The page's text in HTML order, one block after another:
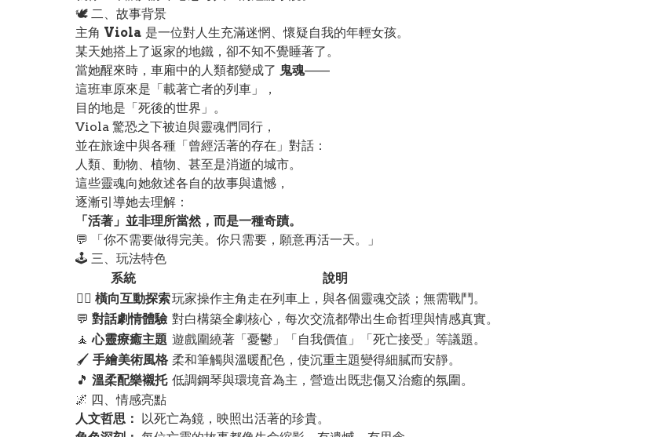
🕊️ 二、故事背景
主角 Viola 是一位對人生充滿迷惘、懷疑自我的年輕女孩。
某天她搭上了返家的地鐵，卻不知不覺睡著了。
當她醒來時，車廂中的人類都變成了 鬼魂——
這班車原來是「載著亡者的列車」，
目的地是「死後的世界」。
Viola 驚恐之下被迫與靈魂們同行，
並在旅途中與各種「曾經活著的存在」對話：
人類、動物、植物、甚至是消逝的城市。
這些靈魂向她敘述各自的故事與遺憾，
逐漸引導她去理解：
「活著」並非理所當然，而是一種奇蹟。
💬 「你不需要做得完美。你只需要，願意再活一天。」
🕹️ 三、玩法特色
系統
說明
🚶‍♀️ 橫向互動探索玩家操作主角走在列車上，與各個靈魂交談；無需戰鬥。
💬 對話劇情體驗 對白構築全劇核心，每次交流都帶出生命哲理與情感真實。
🧘心靈療癒主題 遊戲圍繞著「憂鬱」「自我價值」「死亡接受」等議題。
🖌️ 手繪美術風格 柔和筆觸與溫暖配色，使沉重主題變得細膩而安靜。
🎵 溫柔配樂襯托 低調鋼琴與環境音為主，營造出既悲傷又治癒的氛圍。
🌌 四、情感亮點
人文哲思： 以死亡為鏡，映照出活著的珍貴。